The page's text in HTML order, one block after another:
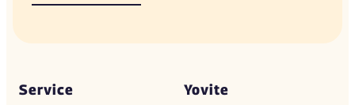
Service Yovite